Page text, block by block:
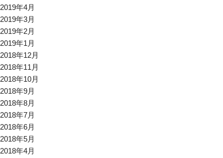
2019年4月
2019年3月
2019年2月
2019年1月
2018年12月
2018年11月
2018年10月
2018年9月
2018年8月
2018年7月
2018年6月
2018年5月
2018年4月